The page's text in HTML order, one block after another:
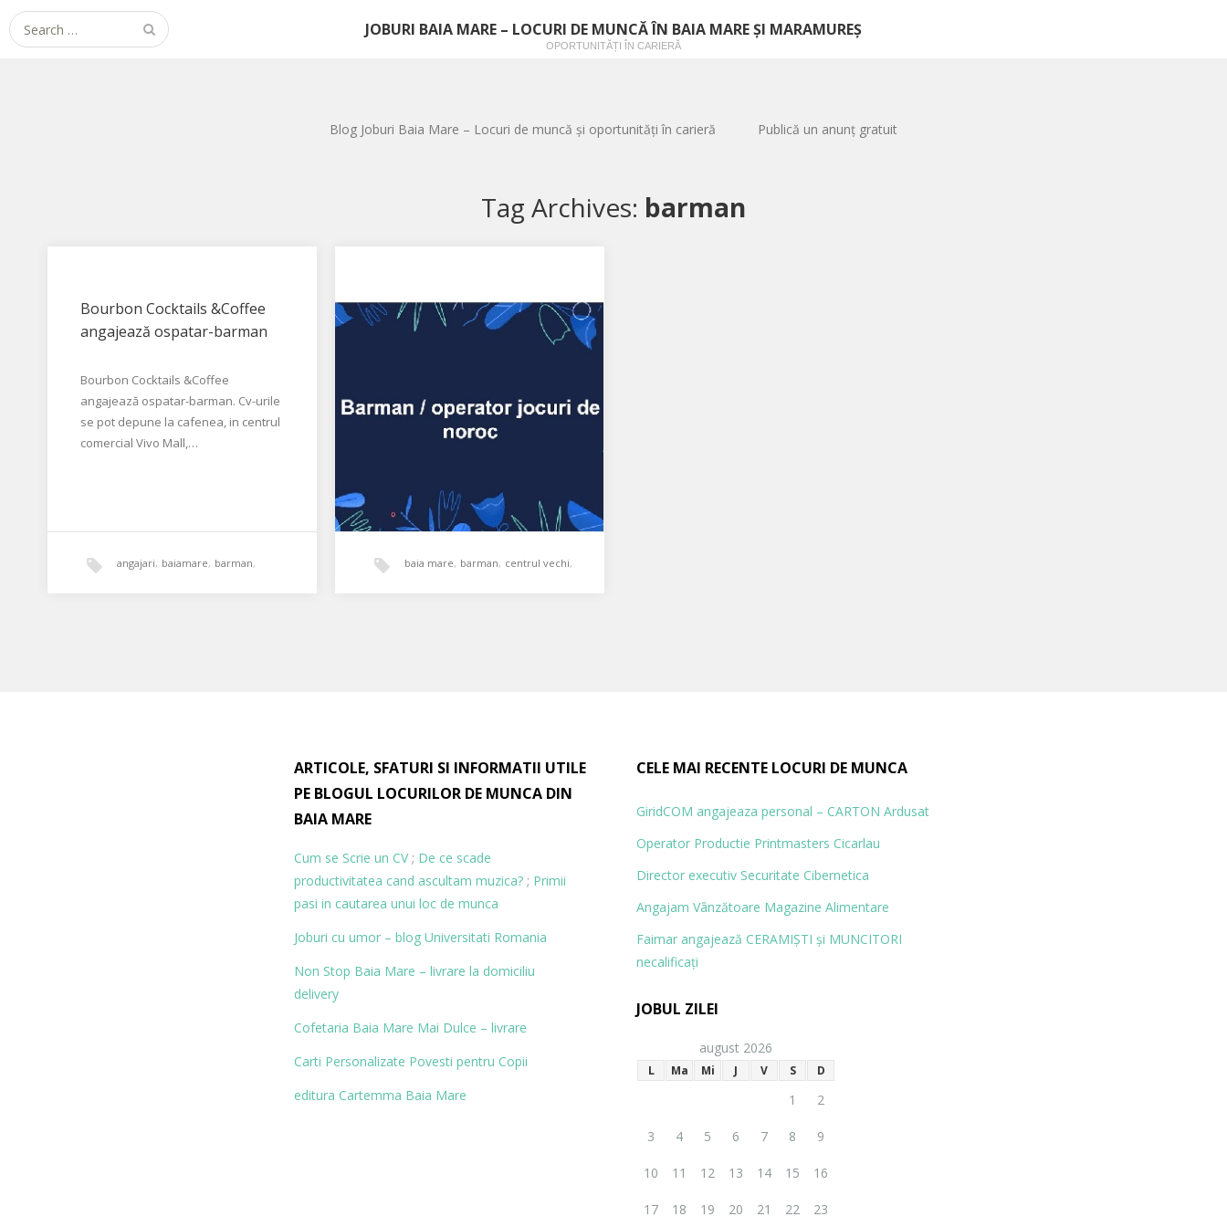
JOBURI BAIA MARE – LOCURI DE MUNCĂ ÎN BAIA MARE ȘI MARAMUREȘ
OPORTUNITĂȚI ÎN CARIERĂ
Search for:
Blog Joburi Baia Mare – Locuri de muncă și oportunități în carieră Publică un anunț gratuit
Tag Archives: barman
Bourbon Cocktails &Coffee
angajează ospatar-barman
Bourbon Cocktails &Coffee
angajează ospatar-barman. Cv-urile
se pot depune la cafenea, in centrul
comercial Vivo Mall,…
angajari, baiamare, barman,
Complexul Millennium) cu sau…
baia mare, barman, centrul vechi,
ARTICOLE, SFATURI SI INFORMATII UTILE
PE BLOGUL LOCURILOR DE MUNCA DIN
BAIA MARE
Cum se Scrie un CV; De ce scade
productivitatea cand ascultam muzica? ; Primii
pasi in cautarea unui loc de munca
Joburi cu umor – blog Universitati Romania
Non Stop Baia Mare – livrare la domiciliu
delivery
Cofetaria Baia Mare Mai Dulce – livrare
Carti Personalizate Povesti pentru Copii
editura Cartemma Baia Mare
CELE MAI RECENTE LOCURI DE MUNCA
GiridCOM angajeaza personal – CARTON Ardusat
Operator Productie Printmasters Cicarlau
Director executiv Securitate Cibernetica
Angajam Vânzătoare Magazine Alimentare
Faimar angajează CERAMIŞTI și MUN­CITORI
necalificaţi
JOBUL ZILEI
august 2026
L Ma Mi J V S D
1 2
3 4 5 6 7 8 9
10 11 12 13 14 15 16
17 18 19 20 21 22 23